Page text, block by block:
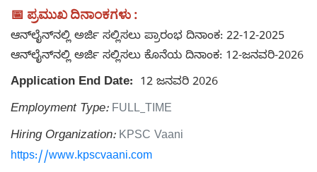
📅 ಪ್ರಮುಖ ದಿನಾಂಕಗಳು :
ಆನ್‌ಲೈನ್‌ನಲ್ಲಿ ಅರ್ಜಿ ಸಲ್ಲಿಸಲು ಪ್ರಾರಂಭ ದಿನಾಂಕ: 22-12-2025
ಆನ್‌ಲೈನ್‌ನಲ್ಲಿ ಅರ್ಜಿ ಸಲ್ಲಿಸಲು ಕೊನೆಯ ದಿನಾಂಕ: 12-ಜನವರಿ-2026
Application End Date: 12 ಜನವರಿ 2026
Employment Type: FULL_TIME
Hiring Organization: KPSC Vaani
https://www.kpscvaani.com